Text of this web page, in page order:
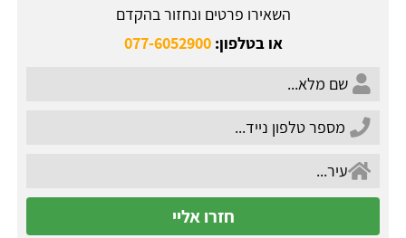
השאירו פרטים ונחזור בהקדם
או בטלפון:077-6052900
חזרו אליי